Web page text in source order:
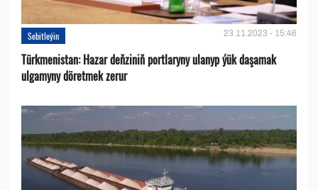
Sebitleýin 23.11.2023 - 15:46
Türkmenistan: Hazar deňziniň portlaryny ulanyp ýük daşamak
ulgamyny döretmek zerur